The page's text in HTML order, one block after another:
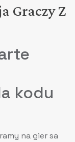
Graczy Z
kodu
na gier sa